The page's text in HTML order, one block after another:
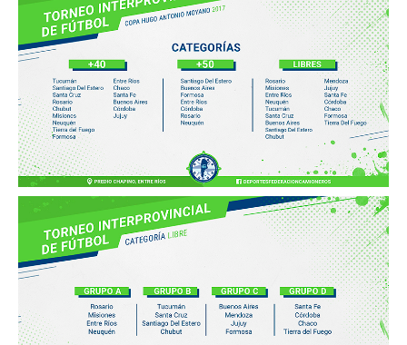
Biblioteca Sindical
Galería de videos
Campañas de prevención
Memoria histórica
Notas
Política de Privacidad
Buscar
Secretarías
Secretaría general